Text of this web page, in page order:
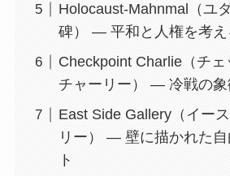
Holocaust-Mahnmal（ユ
碑） — 平和と人権を考え
Checkpoint Charlie（チェ
チャーリー） — 冷戦の象
East Side Gallery（イー
リー） — 壁に描かれた
ト